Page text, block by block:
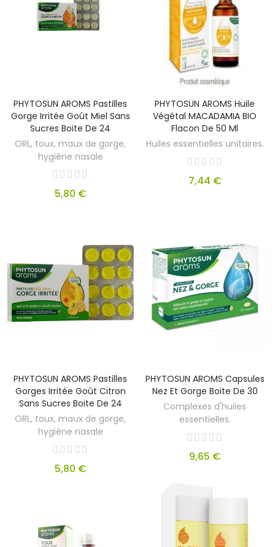
PHYTOSUN AROMS Pastilles
Gorge Irritée Goût Miel Sans
Sucres Boite De 24
ORL, toux, maux de gorge,
hygiène nasale
5,80 €
PHYTOSUN AROMS Huile
Végétal MACADAMIA BIO
Flacon De 50 Ml
Huiles essentielles unitaires.
7,44 €
PHYTOSUN AROMS Pastilles
Gorges Irritée Goût Citron
Sans Sucres Boite De 24
ORL, toux, maux de gorge,
hygiène nasale
5,80 €
PHYTOSUN AROMS Capsules
Nez Et Gorge Boite De 30
Complexes d'huiles
essentielles.
9,65 €